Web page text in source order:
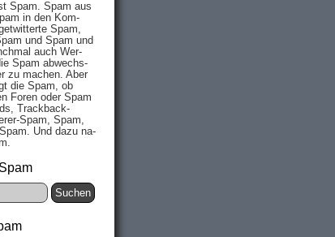
Spam. Spam aus
in den Kom­
Spam,
und Spam und
auch Wer­
Spam ab­wechs­
zu mach­en. Aber
die Spam, ob
Fo­ren oder Spam
Track­back-
Spam, Spam,
Und da­zu na­